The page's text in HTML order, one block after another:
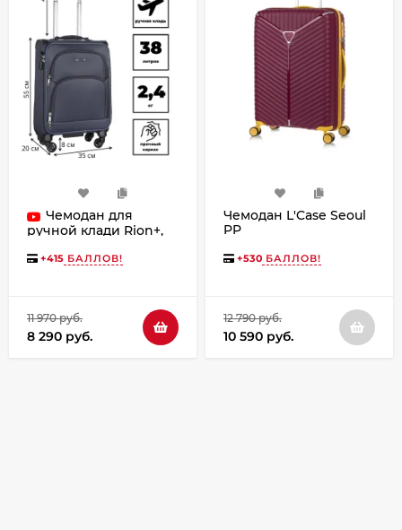
Чемодан для
ручной клади Rion+,
+415 БАЛЛОВ!
11 970 руб.
8 290 руб.
Чемодан L'Case Seoul
PP
+530 БАЛЛОВ!
12 790 руб.
10 590 руб.